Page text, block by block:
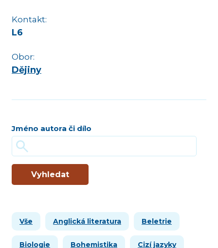
Kontakt:
L6
Obor:
Dějiny
Jméno autora či dílo
Vyhledat
Vše Anglická literatura Beletrie
Biologie Bohemistika Cizí jazyky